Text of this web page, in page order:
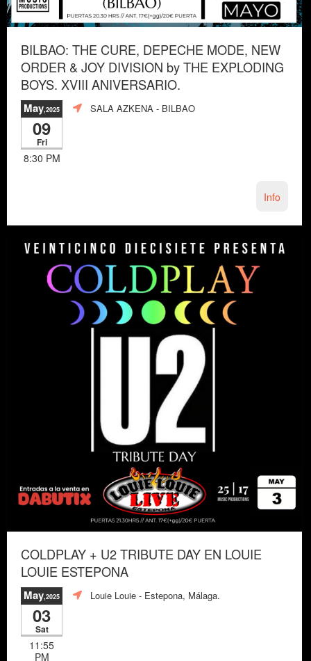
BILBAO: THE CURE, DEPECHE MODE, NEW
ORDER & JOY DIVISION by THE EXPLODING
BOYS. XVIII ANIVERSARIO.
May,2025
09
Fri
8:30 PM
SALA AZKENA - BILBAO
Info
COLDPLAY + U2 TRIBUTE DAY EN LOUIE
LOUIE ESTEPONA
May,2025
03
Sat
11:55
PM
Louie Louie - Estepona, Málaga.